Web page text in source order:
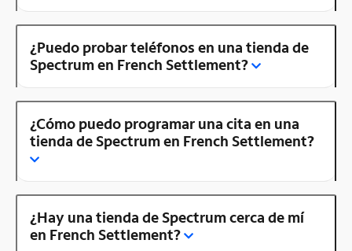
¿Puedo probar teléfonos en una tienda de
Spectrum en French Settlement?
¿Cómo puedo programar una cita en una
tienda de Spectrum en French Settlement?
¿Hay una tienda de Spectrum cerca de mí
en French Settlement?